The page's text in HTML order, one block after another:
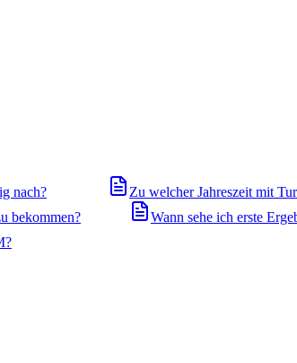
nach?
Zu welcher Jahreszeit mit
bekommen?
Wann sehe ich erste